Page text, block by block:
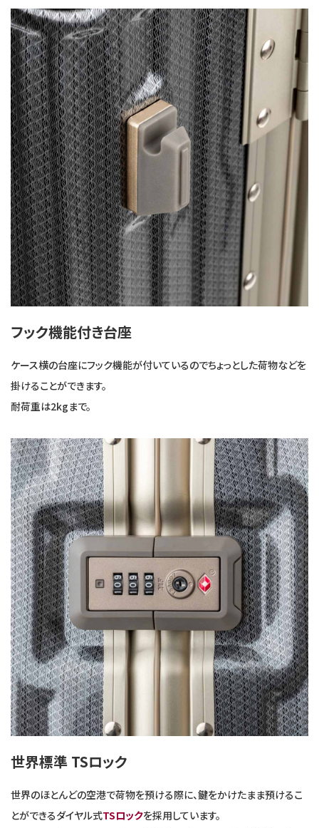
フック機能付き台座
ケース横の台座にフック機能が付いているのでちょっとした荷物などを
掛けることができます。
耐荷重は2kgまで。
世界標準 TSロック
世界のほとんどの空港で荷物を預ける際に、鍵をかけたまま預けるこ
とができるダイヤル式TSロックを採用しています。